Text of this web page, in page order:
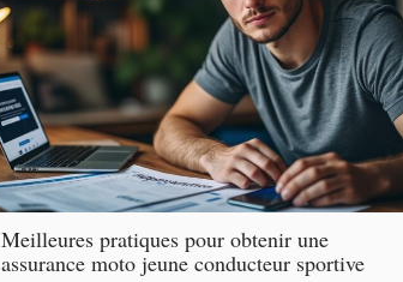
Meilleures pratiques pour obtenir une
assurance moto jeune conducteur sportive